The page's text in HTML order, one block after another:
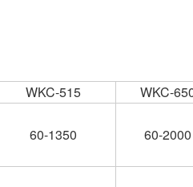
WKC-515
WKC-
60-1350 60-2000